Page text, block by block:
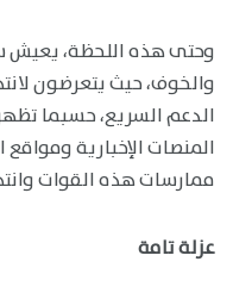
وحتى هذه اللحظة، يعيش
والخوف، حيث يتعرضون
الدعم السريع، حسبما
المنصات الإخبارية
ممارسات هذه القوات
عزلة تامة